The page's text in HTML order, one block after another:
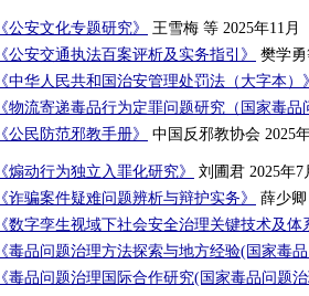
《公安文化专题研究》
王雪梅 等 2025年11月
《公安交通执法百案评析及实务指引》
樊学勇
《中华人民共和国治安管理处罚法（大字本）
《物流寄递毒品行为定罪问题研究（国家毒
《公民防范邪教手册》
中国反邪教协会 2025
《煽动行为独立入罪化研究》
刘圃君 2025年7
《诈骗案件疑难问题辨析与辩护实务》
薛少卿
《数字孪生视域下社会安全治理关键技术及体
《毒品问题治理方法探索与地方经验(国家毒
《毒品问题治理国际合作研究(国家毒品问题